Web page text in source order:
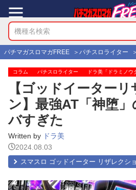
パチマガスロマガFREE パチスロライター
コラム パチスロライター ドラ美「ドラミノウ
【ゴッドイーター
ン】最強AT「神堕
バすぎた
Written by ドラ美
2024.08.03
スマスロ ゴッドイーター リザレクシ